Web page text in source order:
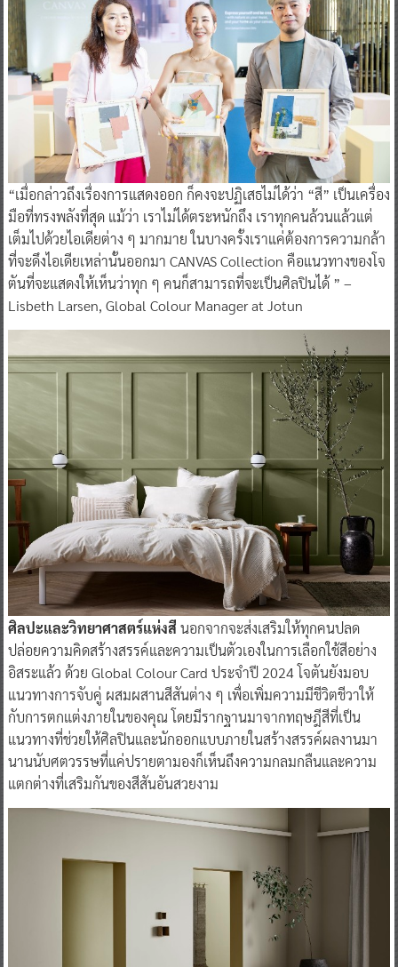
“เมื่อกล่าวถึงเรื่องการแสดงออก ก็คงจะปฏิเสธไม่ได้ว่า “สี” เป็นเครื่อง
มือที่ทรงพลังที่สุด แม้ว่า เราไม่ได้ตระหนักถึง เราทุกคนล้วนแล้วแต่
เต็มไปด้วยไอเดียต่าง ๆ มากมาย ในบางครั้งเราแค่ต้องการความกล้า
ที่จะดึงไอเดียเหล่านั้นออกมา CANVAS Collection คือแนวทางของโจ
ตันที่จะแสดงให้เห็นว่าทุก ๆ คนก็สามารถที่จะเป็นศิลปินได้ ” –
Lisbeth Larsen, Global Colour Manager at Jotun
ศิลปะและวิทยาศาสตร์แห่งสี นอกจากจะส่งเสริมให้ทุกคนปลด
ปล่อยความคิดสร้างสรรค์และความเป็นตัวเองในการเลือกใช้สีอย่าง
อิสระแล้ว ด้วย Global Colour Card ประจำปี 2024 โจตันยังมอบ
แนวทางการจับคู่ ผสมผสานสีสันต่าง ๆ เพื่อเพิ่มความมีชีวิตชีวาให้
กับการตกแต่งภายในของคุณ โดยมีรากฐานมาจากทฤษฎีสีที่เป็น
แนวทางที่ช่วยให้ศิลปินและนักออกแบบภายในสร้างสรรค์ผลงานมา
นานนับศตวรรษที่แค่ปรายตามองก็เห็นถึงความกลมกลืนและความ
แตกต่างที่เสริมกันของสีสันอันสวยงาม